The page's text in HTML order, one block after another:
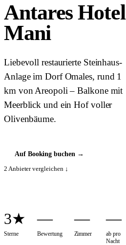
Antares Hotel
Mani
Liebevoll restaurierte Steinhaus-
Anlage im Dorf Omales, rund 1
km von Areopoli – Balkone mit
Meerblick und ein Hof voller
Olivenbäume.
Auf Booking buchen→
2 Anbieter vergleichen ↓
3★
Sterne
—
Bewertung
—
Zimmer
—
ab pro
Nacht